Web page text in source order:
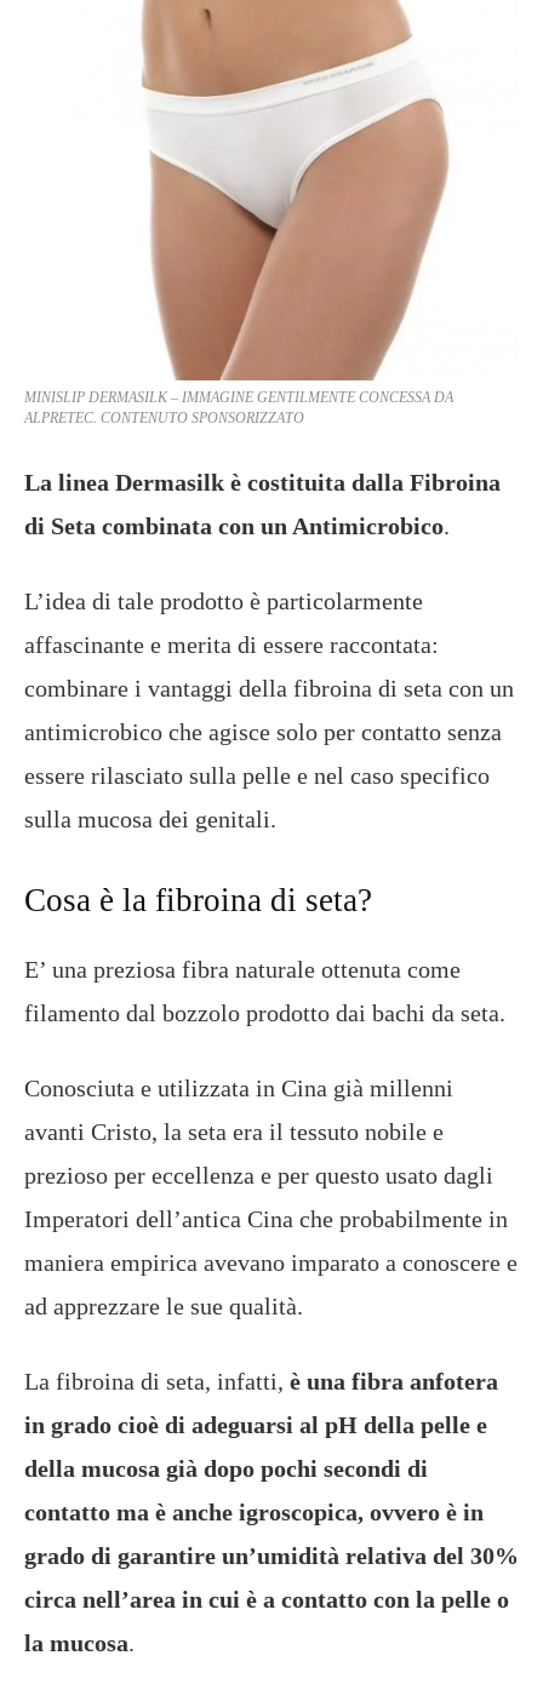
MINISLIP DERMASILK – IMMAGINE GENTILMENTE CONCESSA DA
ALPRETEC. CONTENUTO SPONSORIZZATO
La linea Dermasilk è costituita dalla Fibroina
di Seta combinata con un Antimicrobico.
L’idea di tale prodotto è particolarmente
affascinante e merita di essere raccontata:
combinare i vantaggi della fibroina di seta con un
antimicrobico che agisce solo per contatto senza
essere rilasciato sulla pelle e nel caso specifico
sulla mucosa dei genitali.
Cosa è la fibroina di seta?
E’ una preziosa fibra naturale ottenuta come
filamento dal bozzolo prodotto dai bachi da seta.
Conosciuta e utilizzata in Cina già millenni
avanti Cristo, la seta era il tessuto nobile e
prezioso per eccellenza e per questo usato dagli
Imperatori dell’antica Cina che probabilmente in
maniera empirica avevano imparato a conoscere e
ad apprezzare le sue qualità.
La fibroina di seta, infatti, è una fibra anfotera
in grado cioè di adeguarsi al pH della pelle e
della mucosa già dopo pochi secondi di
contatto ma è anche igroscopica, ovvero è in
grado di garantire un’umidità relativa del 30%
circa nell’area in cui è a contatto con la pelle o
la mucosa.